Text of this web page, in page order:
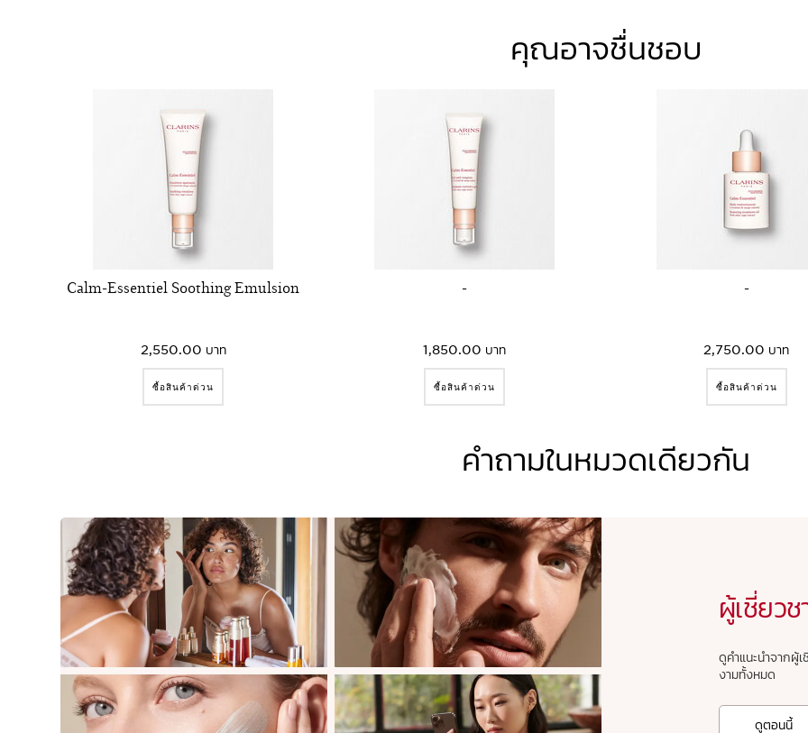
ของคุณ ผิวหน้าของคุณจะได้รับการเ
และประโยชน์จากสารออกฤทธิ์ทั้งหมด
บริเวณที่สัมผัสกับเนื้อผ้าจะกลายเป็น
ทำความสะอาดที่ไม่อ่อนโยนเพียงพอ
เล็กน้อย เพื่อความหอมผ่อนคลายขณ
ช่วยความผ่อนคลายหรือน้ำมันเพิ่มคว
ของน้ำมันหอมระเหย เพิ่มประโยชน์ของ
สู่โลกแห่งน้ำมันบำรุงผิวของคลาแรงส์
ใช้ Soothing Emulsion หลังจาก
ผิวรวมทั้งความแห้งและตึงผิวได้ สด
ลงบนผิว พร้อมปกปิดรอยแดงด้วยเนื้
มุกและเม็ดสี ความรู้สึกสดชื่นช่วยปล
พร้อมกลับคืนสู่สภาพปกติ
ตอนเย็นเป็นช่วงเวลาที่ดีที่สุดสำหรั
10-20 วัน ของการปรนนิบัติผิวเพื่อ
ผสมกับ Soothing Emulsion จะ
คุณสมบัติในการให้ความผ่อนคลาย
ผลิตภัณฑ์ทั้งสามประเภทในกลุ่มผลิ
ออร์แกนิก ช่วยเพิ่ม
Treatment Oil อุดมไปด้วยส่วนผส
ผลิตภัณฑ์นี้ สารสกัด White
ทำร้ายของมลภาวะ ช่วยปกป้องผิวแ
การลบเครื่องสำอางอย่างถูก
การมีผิวสะอาดคือขั้นตอนที่สำคัญใน
Micellar Water ของคลาแรงส์
ช่
เครื่องสำอางทั้งหมดที่ตกค้าง สิ่งสก
ตอนเดียว Micellar Water ช่วยทำ
ทาด้วยนิ้วมือโดยตรงเพื่อจ
ผลิตภัณฑ์ต่อต้านริ้วรอย
การดูแลเพื่อการปกป้องผิวจากความ
คุณอาจชื่นชอบ
Calm-Essentiel Soothing Emulsion
2,550.00 บาท
ซื้อสินค้าด่วน
-
1,850.00 บาท
ซื้อสินค้าด่วน
-
2,750.00 บาท
ซื้อสินค้าด่วน
คำถามในหมวดเดียวกัน
ผู้เชี่ยว
ดูคำแนะนำจากผู้
งามทั้งหมด
ดูตอนนี้